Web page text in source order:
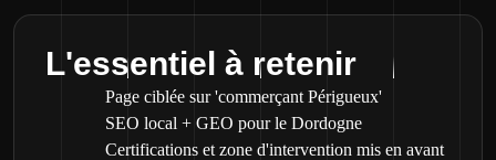
L'essentiel à retenir
Page ciblée sur 'commerçant Périgueux'
SEO local + GEO pour le Dordogne
Certifications et zone d'intervention mis en avant